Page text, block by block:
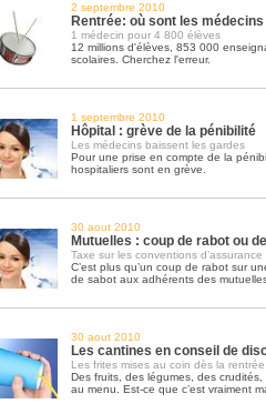
2 septembre 2010
Rentrée: où sont les
1 médecin pour 4 800 élèves
12 millions d'élèves, 853 000
scolaires. Cherchez l'erreur.
1 septembre 2010
Hôpital : grève de la pénibilité
Les médecins baissent les gardes
Pour une prise en compte de la
hospitaliers sont en grève.
30 aout 2010
Mutuelles : coup de rabot ou
Taxe sur les conventions d’assurance
C’est plus qu’un coup de rabot sur
de sabot aux adhérents des
30 aout 2010
Les cantines en conseil de
Les frites mises au coin dès la rentrée
Des fruits, des légumes, des
au menu. Est-ce que c’est vraiment